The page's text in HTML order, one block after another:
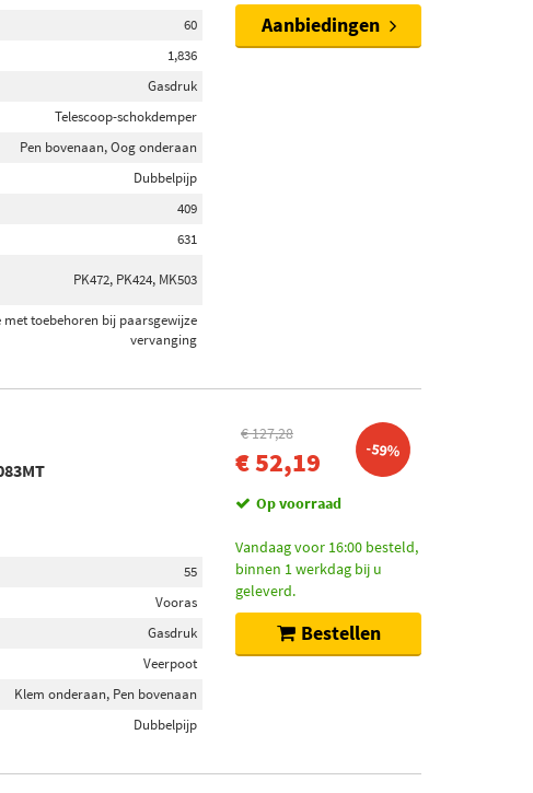
60
1,836
Gasdruk
Telescoop-schokdemper
Pen bovenaan, Oog onderaan
Dubbelpijp
409
631
PK472, PK424, MK503
toebehoren bij paarsgewijze
vervanging
Aanbiedingen
55
Vooras
Gasdruk
Veerpoot
Klem onderaan, Pen bovenaan
Dubbelpijp
€ 127,28
€ 52,19 -59%
Op voorraad
Vandaag voor 16:00 besteld,
binnen 1 werkdag bij u
geleverd.
Bestellen